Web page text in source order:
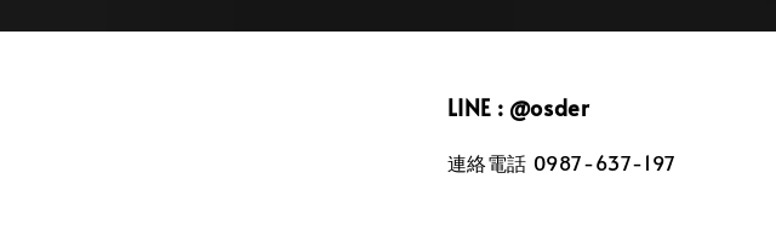
LINE : @osder
連絡電話 0987-637-197